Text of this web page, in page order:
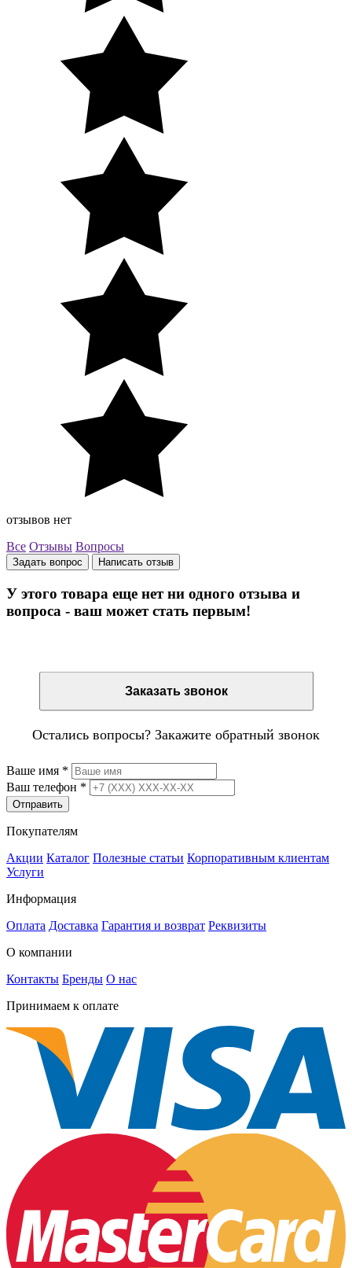
отзывов нет
Все Отзывы Вопросы
Задать вопрос Написать отзыв
У этого товара еще нет ни одного отзыва и
вопроса - ваш может стать первым!
Заказать звонок
Остались вопросы? Закажите обратный звонок
Ваше имя *
Ваш телефон *
Отправить
Покупателям
Акции Каталог Полезные статьи Корпоративным клиентам
Услуги
Информация
Оплата Доставка Гарантия и возврат Реквизиты
О компании
Контакты Бренды О нас
Принимаем к оплате